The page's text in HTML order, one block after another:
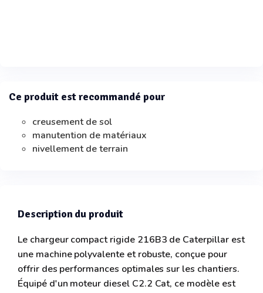
Ce produit est recommandé pour
creusement de sol
manutention de matériaux
nivellement de terrain
Description du produit
Le chargeur compact rigide 216B3 de Caterpillar est
une machine polyvalente et robuste, conçue pour
offrir des performances optimales sur les chantiers.
Équipé d'un moteur diesel C2.2 Cat, ce modèle est